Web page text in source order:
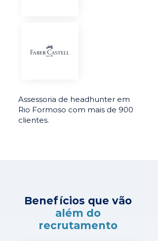
Assessoria de headhunter em
Rio Formoso com mais de 900
clientes.
Benefícios que vão
além do
recrutamento